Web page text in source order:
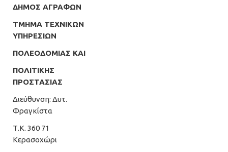
ΔΗΜΟΣ ΑΓΡΑΦΩΝ
ΤΜΗΜΑ ΤΕΧΝΙΚΩΝ
ΥΠΗΡΕΣΙΩΝ
ΠΟΛΕΟΔΟΜΙΑΣ ΚΑΙ
ΠΟΛΙΤΙΚΗΣ
ΠΡΟΣΤΑΣΙΑΣ
Διεύθυνση: Δυτ.
Φραγκίστα
Τ.Κ. 360 71
Κερασοχώρι